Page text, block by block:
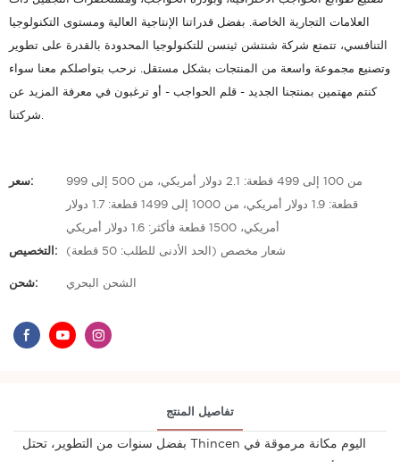
العلامات التجارية الخاصة. بفضل قدراتنا الإنتاجية العالية ومستوى التكنولوجيا
التنافسي، تتمتع شركة شنتشن ثينسن للتكنولوجيا المحدودة بالقدرة على تطوير
وتصنيع مجموعة واسعة من المنتجات بشكل مستقل. نرحب بتواصلكم معنا سواء
كنتم مهتمين بمنتجنا الجديد - قلم الحواجب - أو ترغبون في معرفة المزيد عن
سعر: من 100 إلى 499 قطعة: 2.1 دولار أمريكي، من 500 إلى 999
قطعة: 1.9 دولار أمريكي، من 1000 إلى 1499 قطعة: 1.7 دولار
أمريكي، 1500 قطعة فأكثر: 1.6 دولار أمريكي
التخصيص: شعار مخصص (الحد الأدنى للطلب: 50 قطعة)
شحن: الشحن البحري
تفاصيل المنتج
بفضل سنوات من التطوير، تحتل Thincen اليوم مكانة مرموقة في